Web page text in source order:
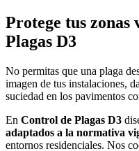
Protege tus zonas
Plagas D3
No permitas que una plaga
imagen de tus instalaciones,
suciedad en los pavimentos
En Control de Plagas D3
adaptados a la normativa
entornos residenciales. Nos